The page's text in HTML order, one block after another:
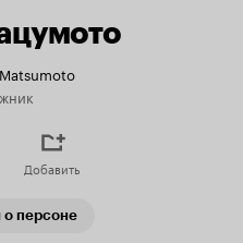
Добавить
о персоне